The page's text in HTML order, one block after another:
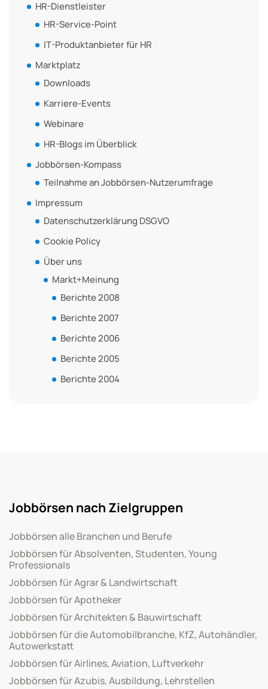
HR-Dienstleister
HR-Service-Point
IT-Produktanbieter für HR
Marktplatz
Downloads
Karriere-Events
Webinare
HR-Blogs im Überblick
Jobbörsen-Kompass
Teilnahme an Jobbörsen-Nutzerumfrage
Impressum
Datenschutzerklärung DSGVO
Cookie Policy
Über uns
Markt+Meinung
Berichte 2008
Berichte 2007
Berichte 2006
Berichte 2005
Berichte 2004
Jobbörsen nach Zielgruppen
Jobbörsen alle Branchen und Berufe
Jobbörsen für Absolventen, Studenten, Young
Professionals
Jobbörsen für Agrar & Landwirtschaft
Jobbörsen für Apotheker
Jobbörsen für Architekten & Bauwirtschaft
Jobbörsen für die Automobilbranche, KfZ, Autohändler,
Autowerkstatt
Jobbörsen für Airlines, Aviation, Luftverkehr
Jobbörsen für Azubis, Ausbildung, Lehrstellen